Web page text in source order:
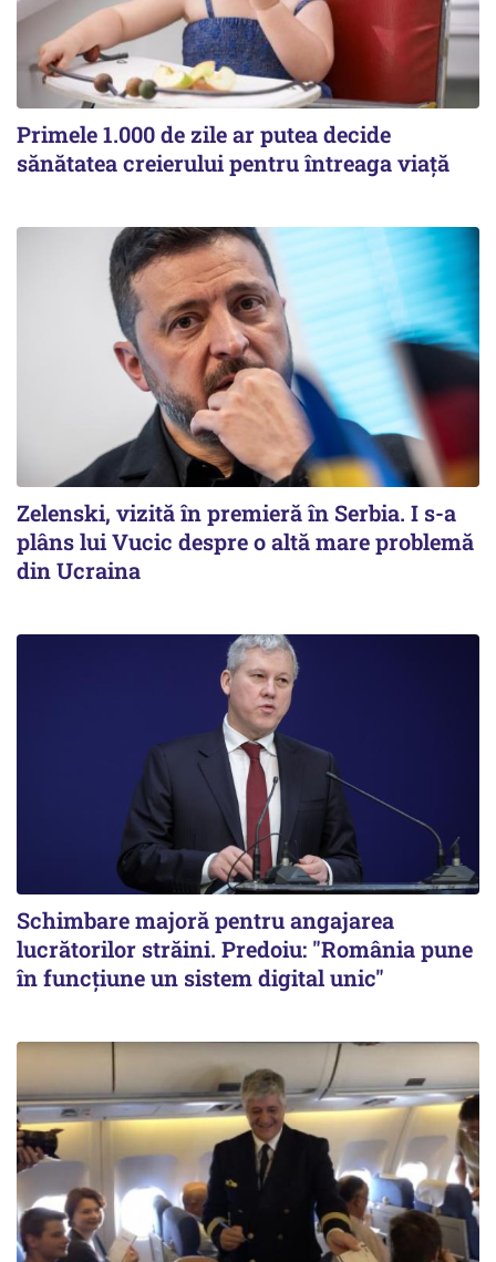
Primele 1.000 de zile ar putea decide
sănătatea creierului pentru întreaga viață
Zelenski, vizită în premieră în Serbia. I s-a
plâns lui Vucic despre o altă mare problemă
din Ucraina
Schimbare majoră pentru angajarea
lucrătorilor străini. Predoiu: "România pune
în funcțiune un sistem digital unic"